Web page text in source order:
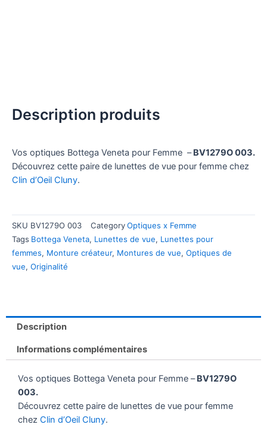
Description produits
Vos optiques Bottega Veneta pour Femme –BV1279O 003.
Découvrez cette paire de lunettes de vue pour femme chez
Clin d’Oeil Cluny.
SKU BV1279O 003 CategoryOptiques x Femme
Tags Bottega Veneta, Lunettes de vue, Lunettes pour
femmes, Monture créateur, Montures de vue, Optiques de
vue, Originalité
Description
Informations complémentaires
Vos optiques Bottega Veneta pour Femme –BV1279O
003.
Découvrez cette paire de lunettes de vue pour femme
chez Clin d’Oeil Cluny.